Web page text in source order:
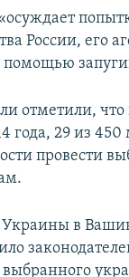
России, его
помощью
отметили,
года, 29 из
провести
Украины в